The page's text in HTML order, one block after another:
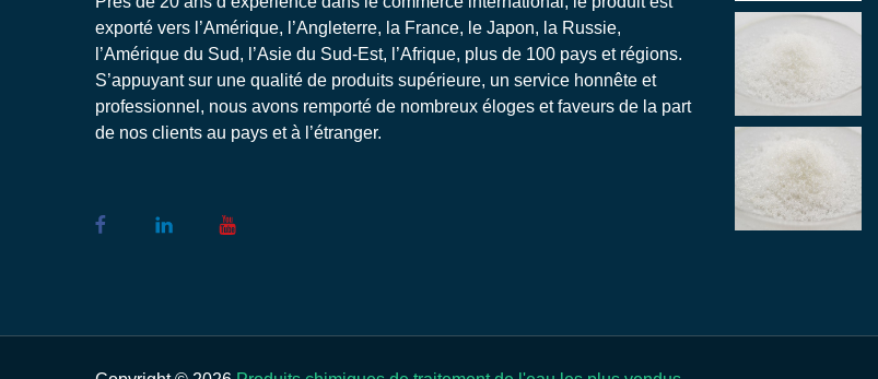
exporté vers l’Amérique, l’Angleterre, la France, le Japon, la Russie,
l’Amérique du Sud, l’Asie du Sud-Est, l’Afrique, plus de 100 pays et régions.
S’appuyant sur une qualité de produits supérieure, un service honnête et
professionnel, nous avons remporté de nombreux éloges et faveurs de la part
de nos clients au pays et à l’étranger.